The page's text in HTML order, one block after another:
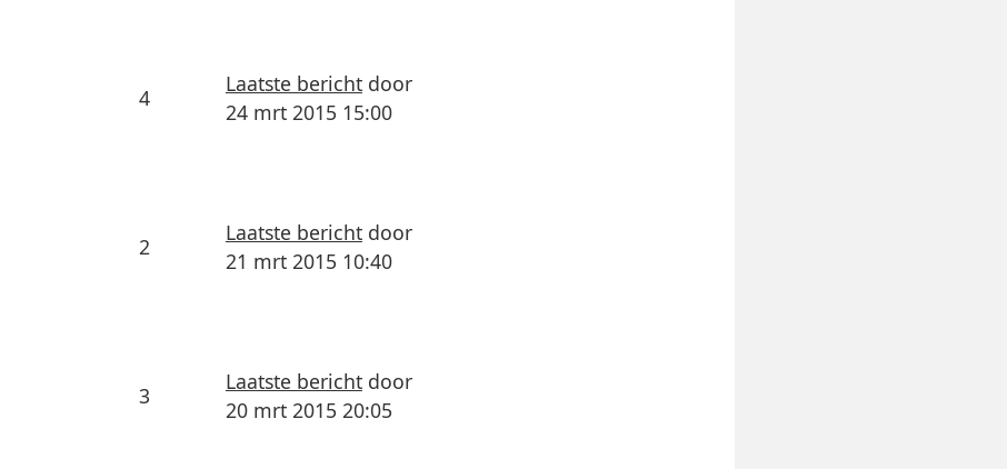
4
Laatste berichtdoor
24 mrt 2015 15:00
2
Laatste berichtdoor
21 mrt 2015 10:40
3
Laatste berichtdoor
20 mrt 2015 20:05